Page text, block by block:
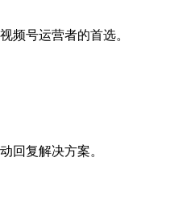
频号运营者的首选。
回复解决方案。